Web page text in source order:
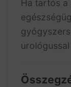
Ha tartós